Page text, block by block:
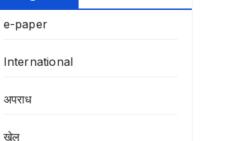
e-paper
International
अपराध
खेल